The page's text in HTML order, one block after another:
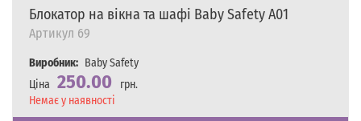
Блокатор на вікна та шафі Baby Safety A01
Артикул 69
Виробник: Baby Safety
Ціна 250.00
грн.
Наявність
Немає у наявності